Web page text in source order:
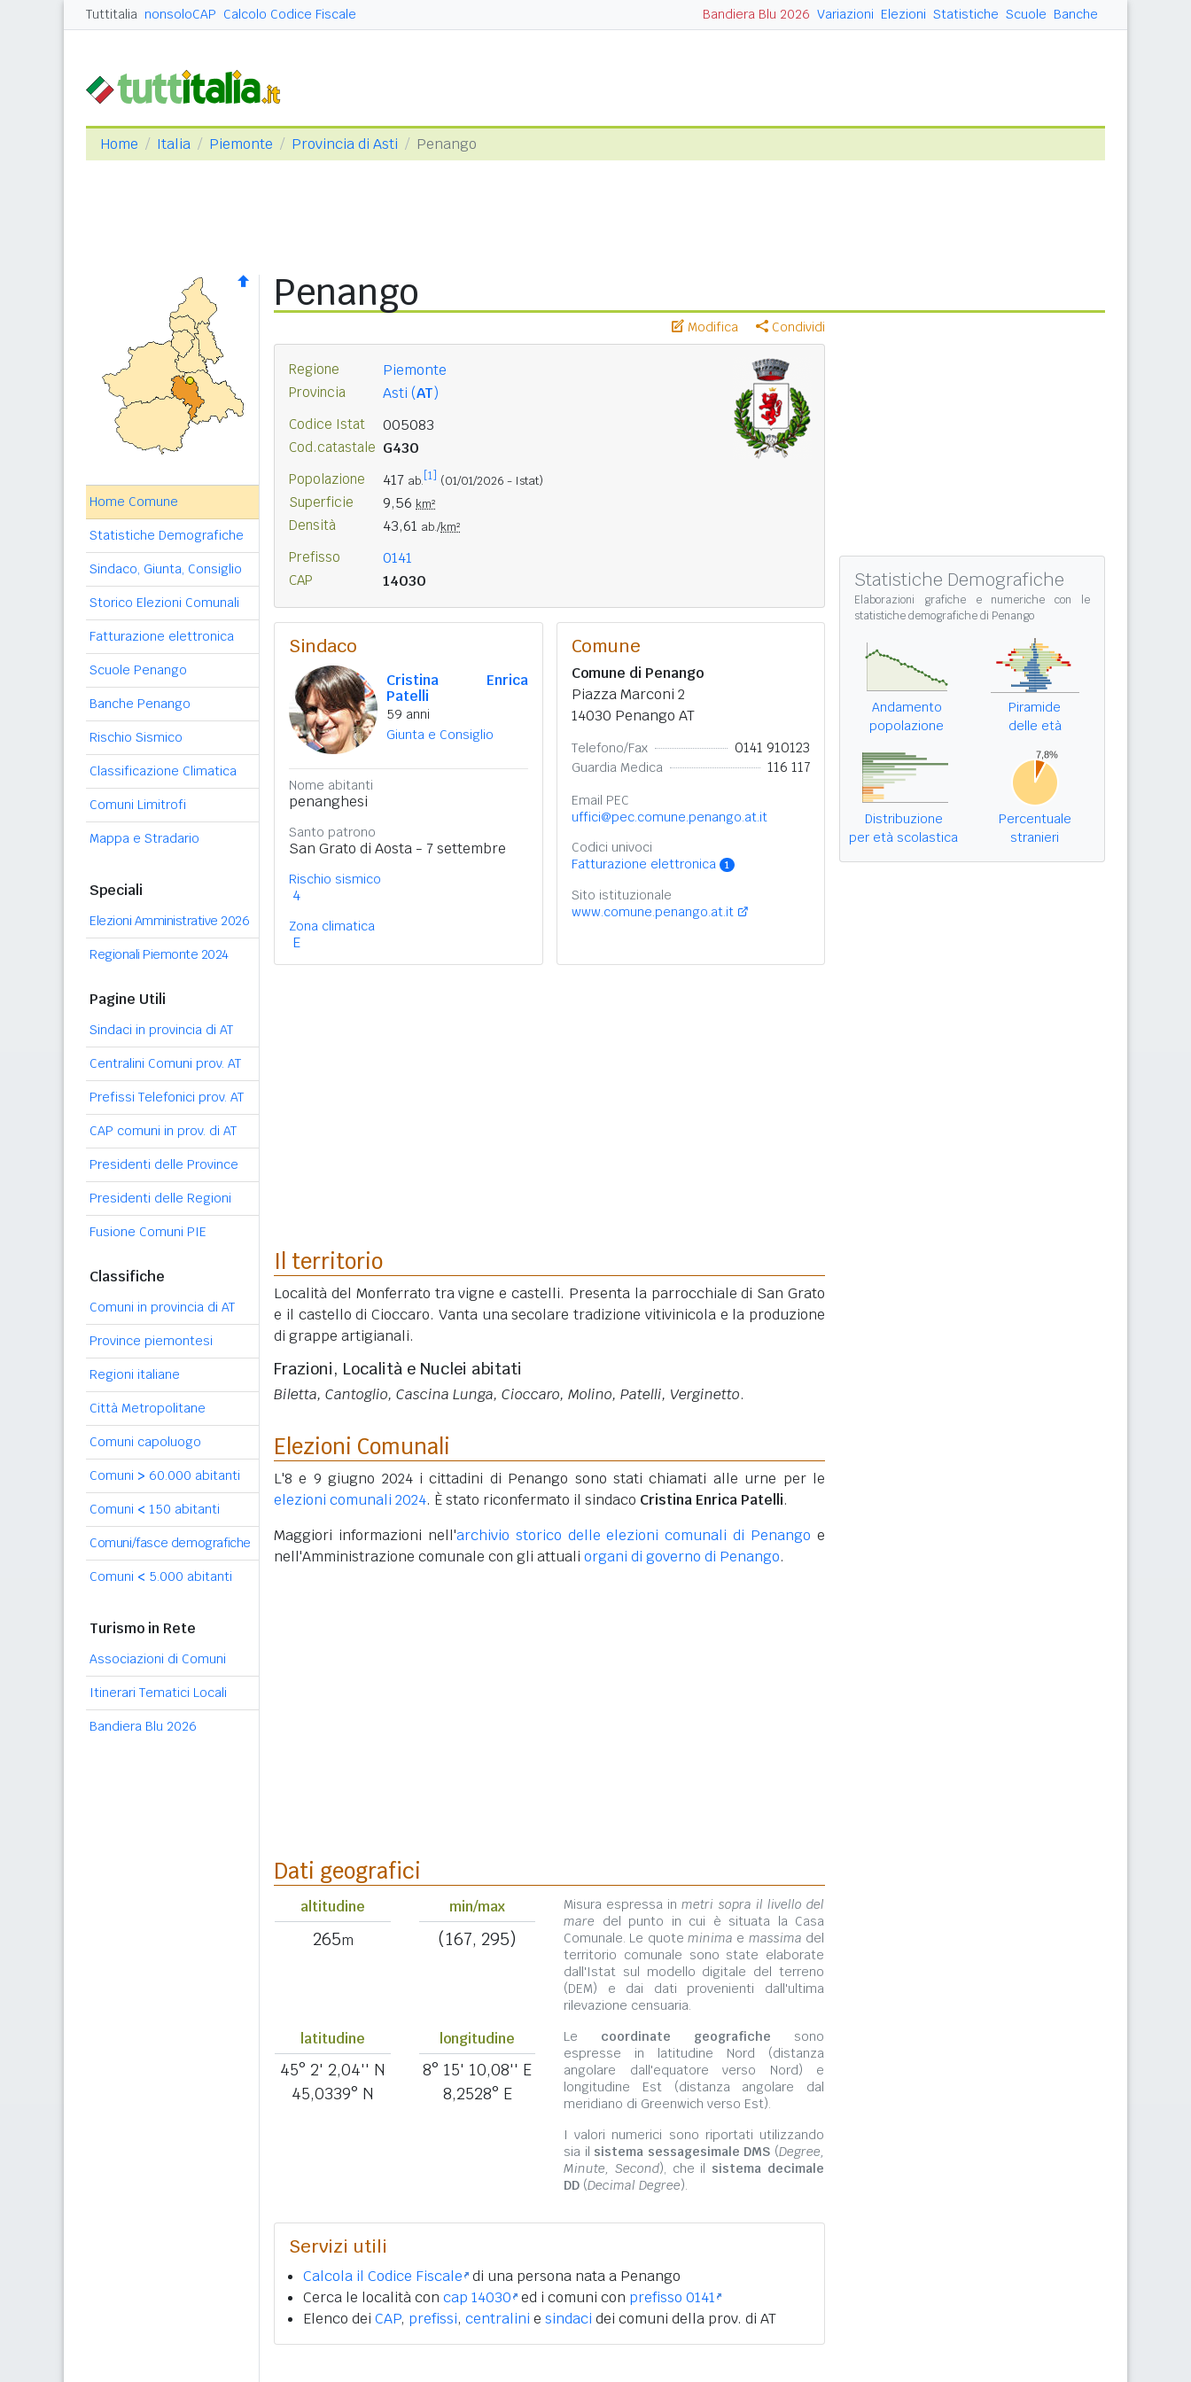
Tuttitalia nonsoloCAP Calcolo Codice Fiscale Bandiera Blu 2026 Variazioni Elezioni Statistiche Scuole Banche
Home Italia Piemonte Provincia di Asti Penango
Home Comune
Statistiche Demografiche
Sindaco, Giunta, Consiglio
Storico Elezioni Comunali
Fatturazione elettronica
Scuole Penango
Banche Penango
Rischio Sismico
Classificazione Climatica
Comuni Limitrofi
Mappa e Stradario
Speciali
Elezioni Amministrative 2026
Regionali Piemonte 2024
Pagine Utili
Sindaci in provincia di AT
Centralini Comuni prov. AT
Prefissi Telefonici prov. AT
CAP comuni in prov. di AT
Presidenti delle Province
Presidenti delle Regioni
Fusione Comuni PIE
Classifiche
Comuni in provincia di AT
Province piemontesi
Regioni italiane
Città Metropolitane
Comuni capoluogo
Comuni > 60.000 abitanti
Comuni < 150 abitanti
Comuni/fasce demografiche
Comuni < 5.000 abitanti
Turismo in Rete
Associazioni di Comuni
Itinerari Tematici Locali
Bandiera Blu 2026
Penango
Modifica Condividi
Regione Piemonte
Provincia Asti (AT)
Codice Istat 005083
Cod.catastale G430
Popolazione 417 ab. [1] (01/01/2026 - Istat)
Superficie 9,56 km²
Densità 43,61 ab./km²
Prefisso 0141
CAP 14030
Sindaco
Cristina Enrica
Patelli
59 anni
Giunta e Consiglio
Nome abitanti
penanghesi
Santo patrono
San Grato di Aosta - 7 settembre
Rischio sismico
4
Zona climatica
E
Comune
Comune di Penango
Piazza Marconi 2
14030 Penango AT
Telefono/Fax 0141 910123
Guardia Medica 116 117
Email PEC
uffici@pec.comune.penango.at.it
Codici univoci
Fatturazione elettronica
1
Sito istituzionale
www.comune.penango.at.it
Il territorio
Località del Monferrato tra vigne e castelli. Presenta la parrocchiale di San Grato
e il castello di Cioccaro. Vanta una secolare tradizione vitivinicola e la produzione
di grappe artigianali.
Frazioni, Località e Nuclei abitati
Biletta, Cantoglio, Cascina Lunga, Cioccaro, Molino, Patelli, Verginetto.
Elezioni Comunali
L'8 e 9 giugno 2024 i cittadini di Penango sono stati chiamati alle urne per le
elezioni comunali 2024. È stato riconfermato il sindaco Cristina Enrica Patelli.
Maggiori informazioni nell'archivio storico delle elezioni comunali di Penango e
nell'Amministrazione comunale con gli attuali organi di governo di Penango.
Dati geografici
altitudine
265m
min/max
(167, 295)
Misura espressa inmetri sopra il livello del
mare del punto in cui è situata la Casa
Comunale. Le quote minima e massima del
territorio comunale sono state elaborate
dall'Istat sul modello digitale del terreno
(DEM) e dai dati provenienti dall'ultima
rilevazione censuaria.
latitudine
45° 2' 2,04'' N
45,0339° N
longitudine
8° 15' 10,08'' E
8,2528° E
Le coordinate geografiche sono
espresse in latitudine Nord (distanza
angolare dall'equatore verso Nord) e
longitudine Est (distanza angolare dal
meridiano di Greenwich verso Est).
I valori numerici sono riportati utilizzando
sia il sistema sessagesimale DMS (Degree,
Minute, Second), che il sistema decimale
DD (Decimal Degree).
Servizi utili
Calcola il Codice Fiscale di una persona nata a Penango
Cerca le località con cap 14030 ed i comuni con prefisso 0141
Elenco dei CAP, prefissi, centralini e sindaci dei comuni della prov. di AT
Statistiche Demografiche
Elaborazioni grafiche e numeriche con le
statistiche demografiche di Penango
Andamento
popolazione
Piramide
delle età
Distribuzione
per età scolastica
Percentuale
stranieri